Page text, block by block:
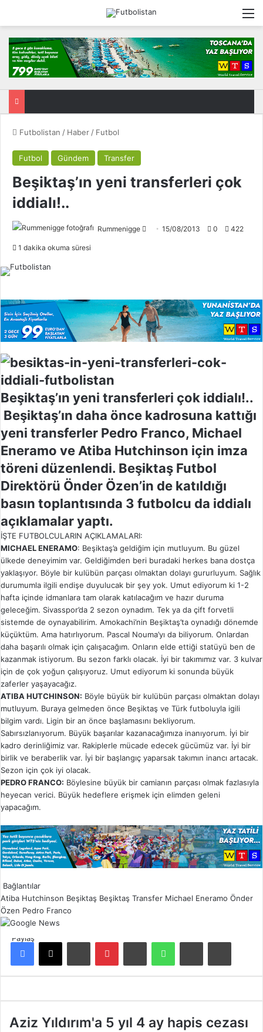
Futbolistan / Haber / Futbol
Futbol Gündem Transfer
Beşiktaş’ın yeni transferleri çok
iddialı!..
Rummenigge
w
o
n
X
15/08/2013 0 422
1 dakika okuma süresi
Beşiktaş’ın yeni transferleri çok iddialı!..
Beşiktaş’ın daha önce kadrosuna kattığı
yeni transferler Pedro Franco, Michael
Eneramo ve Atiba Hutchinson için imza
töreni düzenlendi. Beşiktaş Futbol
Direktörü Önder Özen’in de katıldığı
basın toplantısında 3 futbolcu da iddialı
açıklamalar yaptı.
İŞTE FUTBOLCULARIN AÇIKLAMALARI:
MICHAEL ENERAMO: Beşiktaş’a geldiğim için mutluyum. Bu güzel
ülkede deneyimim var. Geldiğimden beri buradaki herkes bana dostça
yaklaşıyor. Böyle bir kulübün parçası olmaktan dolayı gururluyum. Sağlık
durumumla ilgili endişe duyulucak bir şey yok. Umut ediyorum ki 1-2
hafta içinde idmanlara tam olarak katılacağım ve hazır duruma
geleceğim. Sivasspor’da 2 sezon oynadım. Tek ya da çift forvetli
sistemde de oynayabilirim. Amokachi’nin Beşiktaş’ta oynadığı dönemde
küçüktüm. Ama hatırlıyorum. Pascal Nouma’yı da biliyorum. Onlardan
daha başarılı olmak için çalışacağım. Onların elde ettiği statüyü ben de
kazanmak istiyorum. Bu sezon farklı olacak. İyi bir takımımız var. 3 kulvar
için de çok yoğun çalışıyoruz. Umut ediyorum ki sonunda büyük
zaferler yaşayacağız.
ATIBA HUTCHINSON: Böyle büyük bir kulübün parçası olmaktan dolayı
mutluyum. Buraya gelmeden önce Beşiktaş ve Türk futboluyla igili
bilgim vardı. Ligin bir an önce başlamasını bekliyorum.
Sabırsızlanıyorum. Büyük başarılar kazanacağımıza inanıyorum. İyi bir
kadro derinliğimiz var. Rakiplerle mücade edecek gücümüz var. İyi bir
birlik ve beraberlik var. İyi bir başlangıç yaparsak takımın inancı artacak.
Sezon için çok iyi olacak.
PEDRO FRANCO: Böylesine büyük bir camianın parçası olmak fazlasıyla
heyecan verici. Büyük hedeflere erişmek için elimden geleni
yapacağım.
Bağlantılar
Atiba Hutchinson Beşiktaş Beşiktaş Transfer Michael Eneramo Önder
Özen Pedro Franco
Paylaş
A
Aziz Yıldırım'a 5 yıl 4 ay hapis cezası